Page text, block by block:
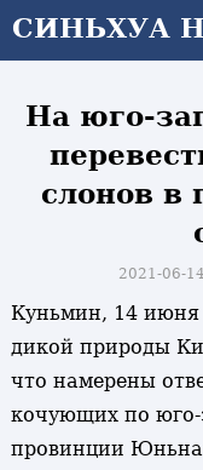
СИНЬХУА
На юго-
слонов в
2021-06-
Куньмин, 14 июня
дикой природы
что намерены
кочующих по юго-
провинции